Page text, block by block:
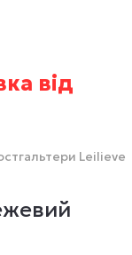
від
Leilieve